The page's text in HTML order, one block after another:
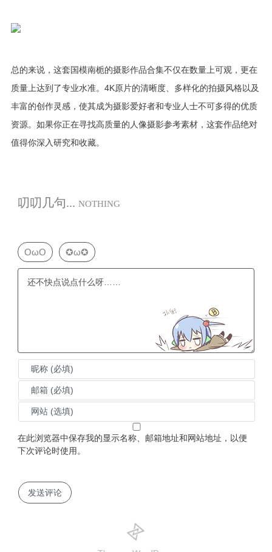
总的来说，这套国模南栀的摄影作品合集不仅在数量上可观，更在
质量上达到了专业水准。4K原片的清晰度、多样化的拍摄风格以及
丰富的创作灵感，使其成为摄影爱好者和专业人士不可多得的优质
资源。如果你正在寻找高质量的人像摄影参考素材，这套作品绝对
值得你深入研究和收藏。
叨叨几句... NOTHING
OωO ✪ω✪
在此浏览器中保存我的显示名称、邮箱地址和网站地址，以便
下次评论时使用。